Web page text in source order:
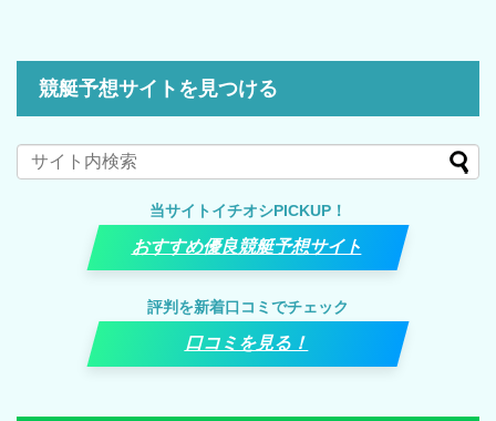
競艇予想サイトを見つける
当サイトイチオシPICKUP！
おすすめ優良競艇予想サイト
評判を新着口コミでチェック
口コミを見る！